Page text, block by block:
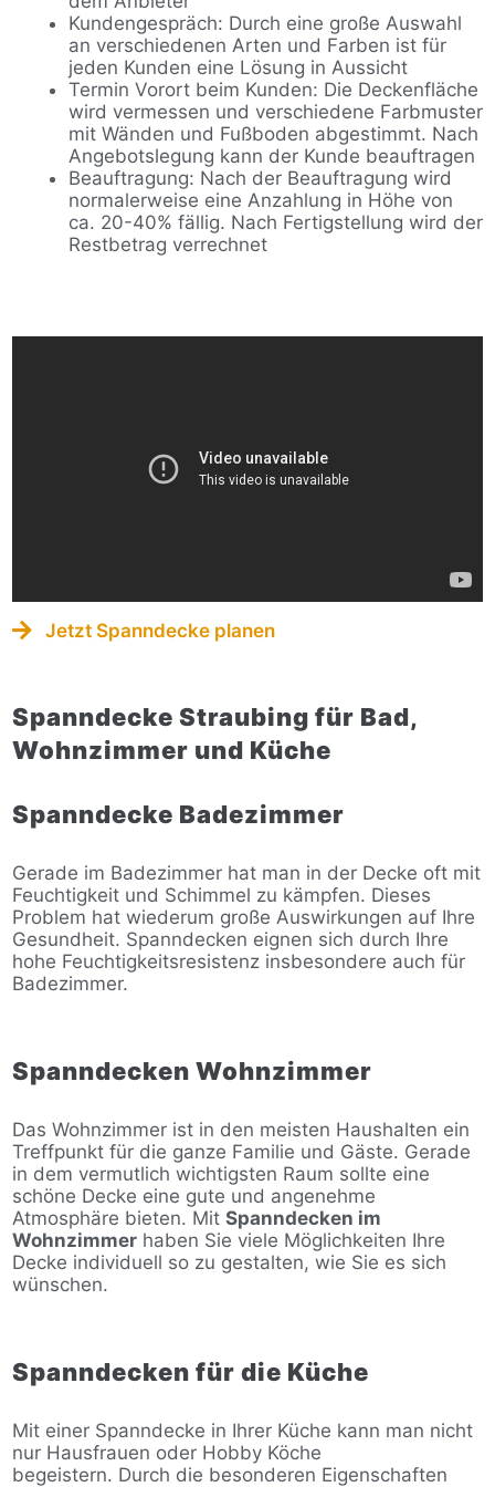
Kundengespräch: Durch eine große Auswahl
an verschiedenen Arten und Farben ist für
jeden Kunden eine Lösung in Aussicht
Termin Vorort beim Kunden: Die Deckenfläche
wird vermessen und verschiedene Farbmuster
mit Wänden und Fußboden abgestimmt. Nach
Angebotslegung kann der Kunde beauftragen
Beauftragung: Nach der Beauftragung wird
normalerweise eine Anzahlung in Höhe von
ca. 20-40% fällig. Nach Fertigstellung wird der
Restbetrag verrechnet
Jetzt Spanndecke planen
Spanndecke Straubing für Bad,
Wohnzimmer und Küche
Spanndecke Badezimmer
Gerade im Badezimmer hat man in der Decke oft mit
Feuchtigkeit und Schimmel zu kämpfen. Dieses
Problem hat wiederum große Auswirkungen auf Ihre
Gesundheit. Spanndecken eignen sich durch Ihre
hohe Feuchtigkeitsresistenz insbesondere auch für
Badezimmer.
Spanndecken Wohnzimmer
Das Wohnzimmer ist in den meisten Haushalten ein
Treffpunkt für die ganze Familie und Gäste. Gerade
in dem vermutlich wichtigsten Raum sollte eine
schöne Decke eine gute und angenehme
Atmosphäre bieten. Mit Spanndecken im
Wohnzimmer haben Sie viele Möglichkeiten Ihre
Decke individuell so zu gestalten, wie Sie es sich
wünschen.
Spanndecken für die Küche
Mit einer Spanndecke in Ihrer Küche kann man nicht
nur Hausfrauen oder Hobby Köche
begeistern. Durch die besonderen Eigenschaften